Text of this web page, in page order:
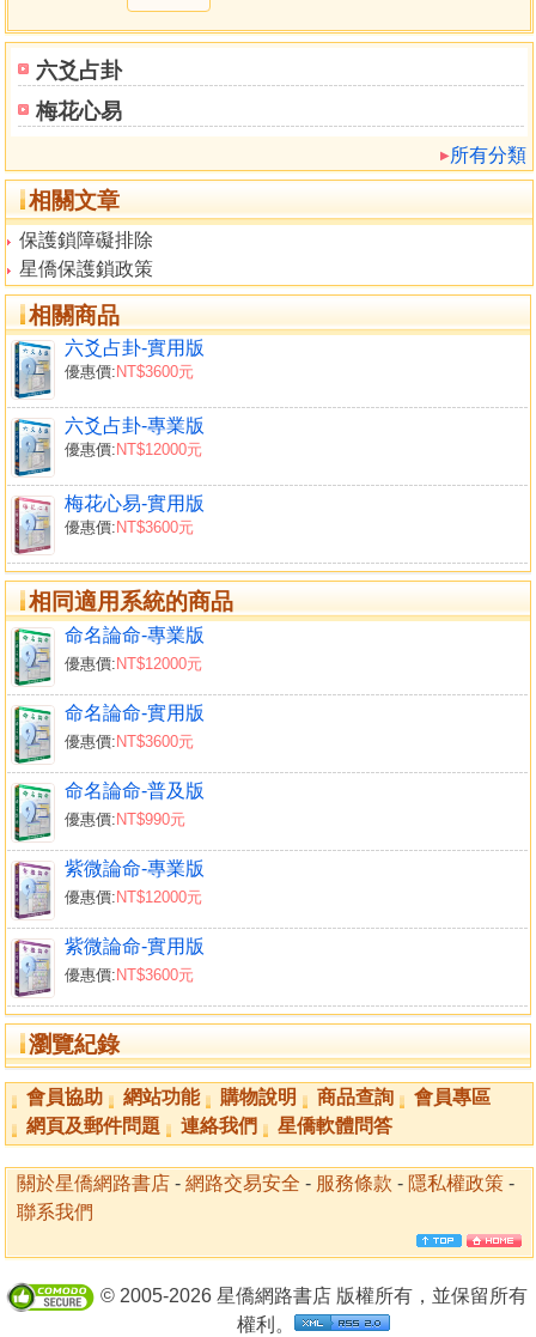
六爻占卦
梅花心易
所有分類
相關文章
保護鎖障礙排除
星僑保護鎖政策
相關商品
六爻占卦-實用版
優惠價: NT$3600元
六爻占卦-專業版
優惠價: NT$12000元
梅花心易-實用版
優惠價: NT$3600元
相同適用系統的商品
命名論命-專業版
優惠價:NT$12000元
命名論命-實用版
優惠價:NT$3600元
命名論命-普及版
優惠價:NT$990元
紫微論命-專業版
優惠價:NT$12000元
紫微論命-實用版
優惠價:NT$3600元
瀏覽紀錄
會員協助 網站功能 購物說明 商品查詢
會員專區
網頁及郵件問題
連絡我們 星僑軟體問答
關於星僑網路書店 - 網路交易安全 - 服務條款 - 隱私權政策 -
聯系我們
© 2005-2026 星僑網路書店 版權所有，並保留所有
權利。